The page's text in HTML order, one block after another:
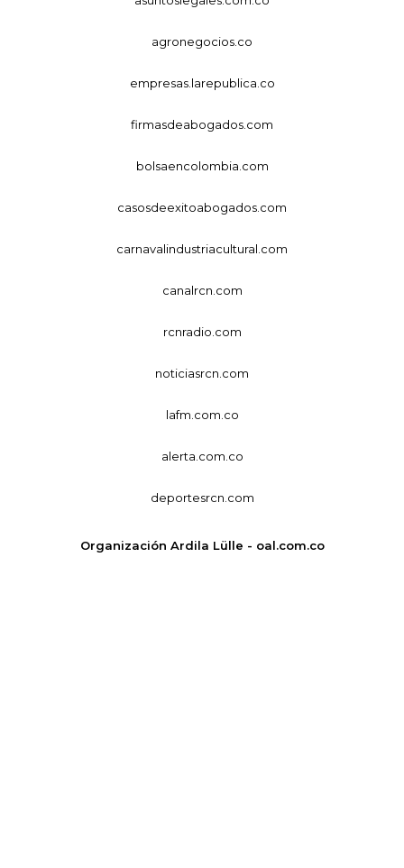
agronegocios.co
empresas.larepublica.co
firmasdeabogados.com
bolsaencolombia.com
casosdeexitoabogados.com
carnavalindustriacultural.com
canalrcn.com
rcnradio.com
noticiasrcn.com
lafm.com.co
alerta.com.co
deportesrcn.com
Organización Ardila Lülle - oal.com.co